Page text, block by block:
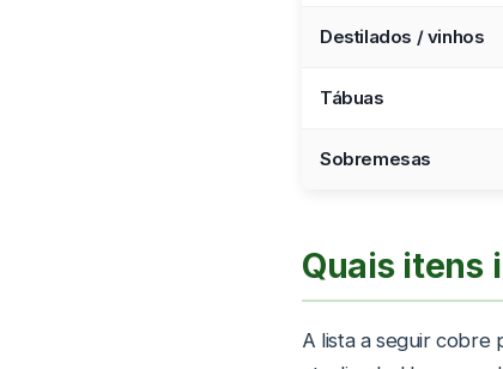
Destilados / vinhos
Tábuas
Sobremesas
Quais itens
A lista a seguir cobre